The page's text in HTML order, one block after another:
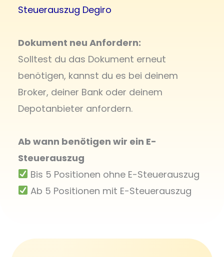
Steuerauszug Degiro
Dokument neu Anfordern:
Solltest du das Dokument erneut
benötigen, kannst du es bei deinem
Broker, deiner Bank oder deinem
Depotanbieter anfordern.
Ab wann benötigen wir ein E-
Steuerauszug
Bis 5 Positionen ohne E-Steuerauszug
Ab 5 Positionen mit E-Steuerauszug